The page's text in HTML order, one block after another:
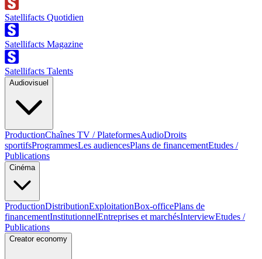
Satellifacts Quotidien
Satellifacts Magazine
Satellifacts Talents
Audiovisuel
ProductionChaînes TV / PlateformesAudioDroits
sportifsProgrammesLes audiencesPlans de financementEtudes /
Publications
Cinéma
ProductionDistributionExploitationBox-officePlans de
financementInstitutionnelEntreprises et marchésInterviewEtudes /
Publications
Creator economy